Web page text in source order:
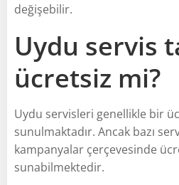
değişebilir.
Uydu servis
ücretsiz mi?
Uydu servisleri genellikle bir
sunulmaktadır. Ancak bazı
kampanyalar çerçevesinde
sunabilmektedir.